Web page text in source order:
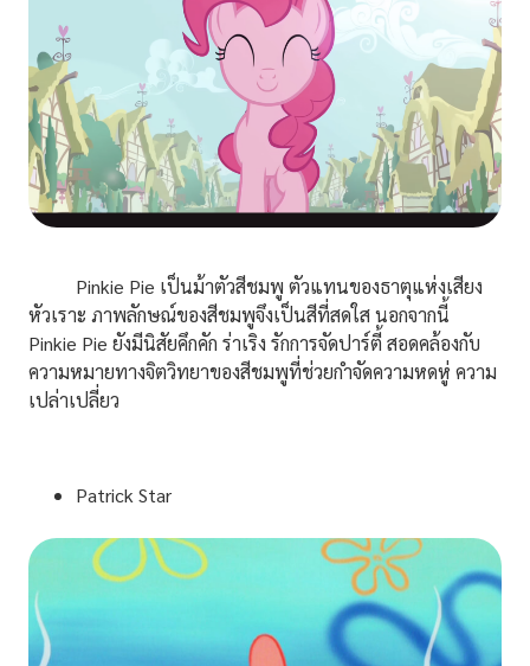
Pinkie Pie เป็นม้าตัวสีชมพู ตัวแทนของธาตุแห่งเสียง
หัวเราะ ภาพลักษณ์ของสีชมพูจึงเป็นสีที่สดใส นอกจากนี้
Pinkie Pie ยังมีนิสัยคึกคัก ร่าเริง รักการจัดปาร์ตี้ สอดคล้องกับ
ความหมายทางจิตวิทยาของสีชมพูที่ช่วยกำจัดความหดหู่ ความ
เปล่าเปลี่ยว
Patrick Star